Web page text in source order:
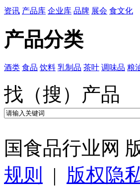
资讯 产品库 企业库 品牌 展会 食文化
产品分类
酒类 食品 饮料 乳制品 茶叶 调味品 粮
找（搜）产品
国食品行业网
规则
| 版权隐